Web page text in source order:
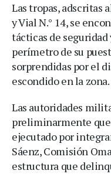
Las tropas, adscritas
y Vial N.° 14, se
tácticas de
perímetro de su
sorprendidas por el
escondido en la zona.
Las autoridades
preliminarmente
ejecutado por
Sáenz, Comisión
estructura que